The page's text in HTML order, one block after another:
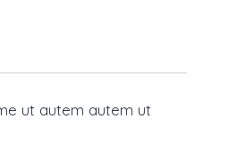
ut autem autem ut